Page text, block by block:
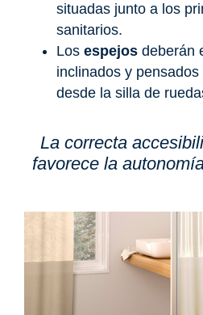
situadas junto a los
sanitarios.
Los espejos deberán
inclinados y
desde la silla de
La correcta
favorece la